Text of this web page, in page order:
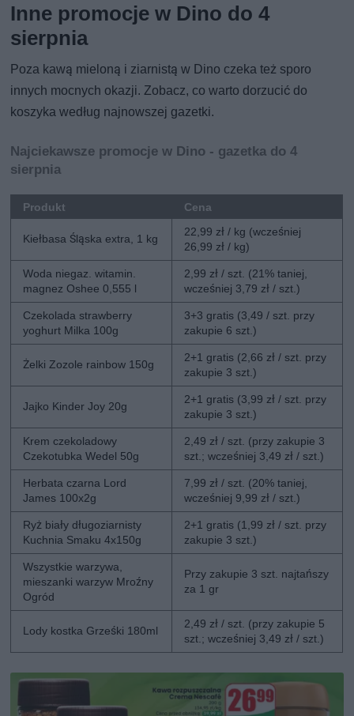
Inne promocje w Dino do 4
sierpnia
Poza kawą mieloną i ziarnistą w Dino czeka też sporo
innych mocnych okazji. Zobacz, co warto dorzucić do
koszyka według najnowszej gazetki.
Najciekawsze promocje w Dino - gazetka do 4
sierpnia
Produkt Cena
Kiełbasa Śląska extra, 1 kg
22,99 zł / kg (wcześniej
26,99 zł / kg)
Woda niegaz. witamin.
magnez Oshee 0,555 l
2,99 zł / szt. (21% taniej,
wcześniej 3,79 zł / szt.)
Czekolada strawberry
yoghurt Milka 100g
3+3 gratis (3,49 / szt. przy
zakupie 6 szt.)
Żelki Zozole rainbow 150g
2+1 gratis (2,66 zł / szt. przy
zakupie 3 szt.)
Jajko Kinder Joy 20g
2+1 gratis (3,99 zł / szt. przy
zakupie 3 szt.)
Krem czekoladowy
Czekotubka Wedel 50g
2,49 zł / szt. (przy zakupie 3
szt.; wcześniej 3,49 zł / szt.)
Herbata czarna Lord
James 100x2g
7,99 zł / szt. (20% taniej,
wcześniej 9,99 zł / szt.)
Ryż biały długoziarnisty
Kuchnia Smaku 4x150g
2+1 gratis (1,99 zł / szt. przy
zakupie 3 szt.)
Wszystkie warzywa,
mieszanki warzyw Mroźny
Ogród
Przy zakupie 3 szt. najtańszy
za 1 gr
Lody kostka Grześki 180ml
2,49 zł / szt. (przy zakupie 5
szt.; wcześniej 3,49 zł / szt.)